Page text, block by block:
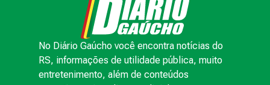
No Diário Gaúcho você encontra notícias do
RS, informações de utilidade pública, muito
entretenimento, além de conteúdos